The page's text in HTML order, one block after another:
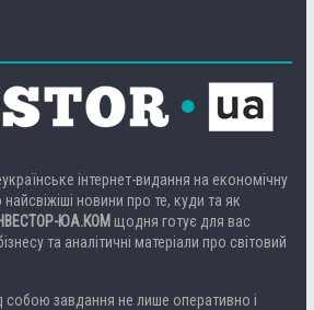
інтернет-видання на економічну
новини про те, куди та як
ЮА.КОМ щодня готує для вас
та аналітичні матеріали про світовий
собою завдання не лише оперативно і